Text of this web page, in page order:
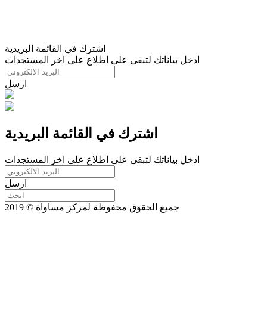
اشترك في القائمة البريدية
ادخل بياناتك لتبقى على اطلاع على اخر المستجدات
ارسل
اشترك في القائمة البريدية
ادخل بياناتك لتبقى على اطلاع على اخر المستجدات
ارسل
جميع الحقوق محفوظة لمركز مساواة © 2019